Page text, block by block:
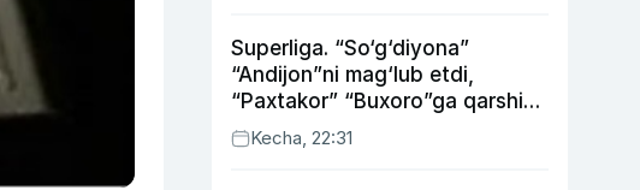
Superliga. “So‘g‘diyona”
“Andijon”ni mag‘lub etdi,
“Paxtakor” “Buxoro”ga qarshi
bahsda g‘alabani qo‘ldan
chiqardi
Kecha, 22:31